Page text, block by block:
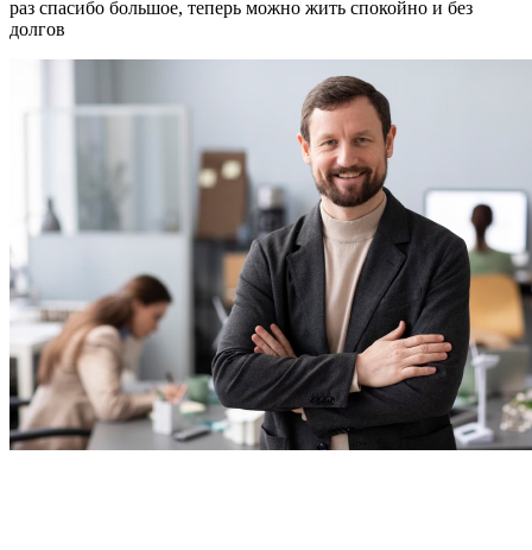
раз спасибо большое, теперь можно жить спокойно и без
долгов